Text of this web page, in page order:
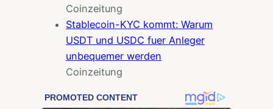
Coinzeitung
Stablecoin-KYC kommt: Warum
USDT und USDC fuer Anleger
unbequemer werden
Coinzeitung